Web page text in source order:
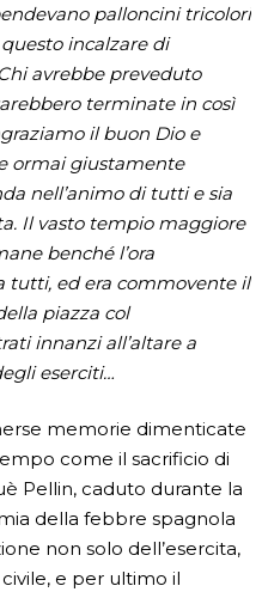
palloncini tricolori
incalzare di
avrebbe preveduto
terminate in così
il buon Dio e
ormai giustamente
nell’animo di tutti e sia
Il vasto tempio maggiore
benché l’ora
tutti, ed era commovente il
piazza col
innanzi all’altare a
eserciti…
memorie dimenticate
come il sacrificio di
Pellin, caduto durante la
della febbre spagnola
non solo dell’esercita,
e per ultimo il